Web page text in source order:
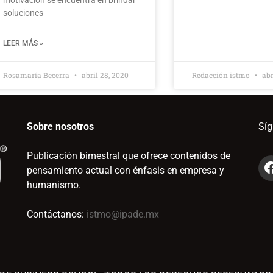
soluciones
LEER MÁS »
Rosamaría Becerra abril 28, 2020 Redacción istmo
Sobre nosotros
Publicación bimestral que ofrece contenidos de
pensamiento actual con énfasis en empresa y
humanismo.
Contáctanos: istmo@ipade.mx